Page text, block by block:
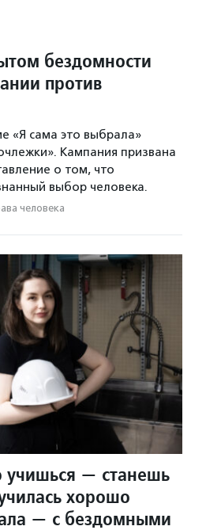
бездомности
против
«Я сама это выбрала»
Кампания призвана
о том, что
выбор человека.
человека
учишься — станешь
хорошо
— с бездомными